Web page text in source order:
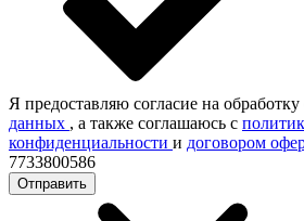
Я предоставляю согласие на
данных , а также соглашаюсь с
конфиденциальности и договором
7733800586
Отправить